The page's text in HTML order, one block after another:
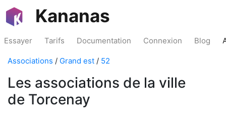
Kananas
Essayer Tarifs Documentation Connexion Blog
Associations / Grand est / 52
Les associations de la ville
de Torcenay